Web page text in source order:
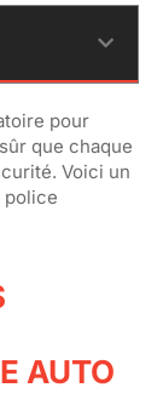
pour
que chaque
Voici un
police
AUTO